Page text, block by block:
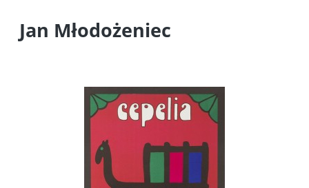
Jan Młodożeniec